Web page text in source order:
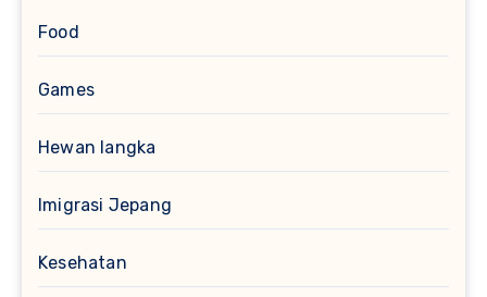
Food
Games
Hewan langka
Imigrasi Jepang
Kesehatan